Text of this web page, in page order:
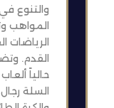
والتنوع
المواهب
الرياضات
القدم.
حالياً
السلة